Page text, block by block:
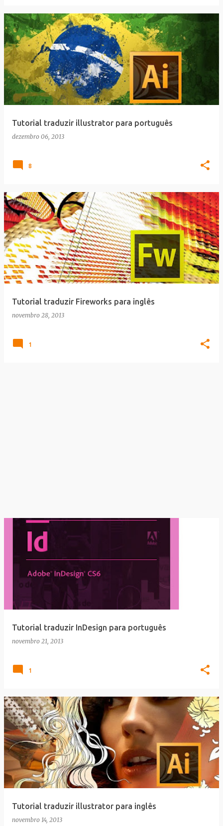
Tutorial traduzir illustrator para português
dezembro 06, 2013
8
Tutorial traduzir Fireworks para inglês
novembro 28, 2013
1
Tutorial traduzir InDesign para português
novembro 21, 2013
1
Tutorial traduzir illustrator para inglês
novembro 14, 2013